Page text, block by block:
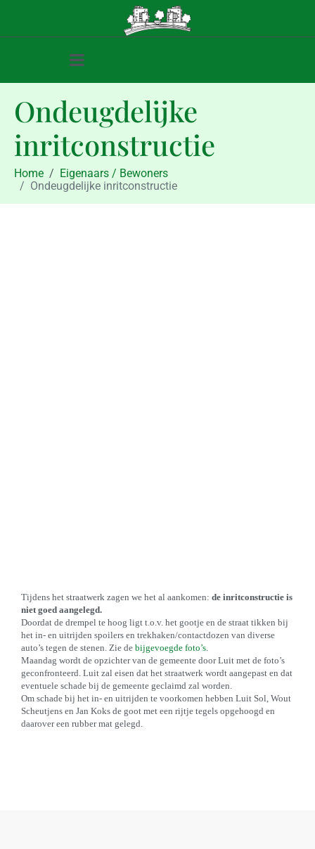
Ondeugdelijke
inritconstructie
Home
Eigenaars / Bewoners
Ondeugdelijke inritconstructie
Tijdens het straatwerk zagen we het al aankomen: de inritconstructie is
niet goed aangelegd.
Doordat de drempel te hoog ligt t.o.v. het gootje en de straat tikken bij
het in- en uitrijden spoilers en trekhaken/contactdozen van diverse
auto’s tegen de stenen. Zie de bijgevoegde foto’s
Maandag wordt de opzichter van de gemeente door Luit met de foto’s
geconfronteerd. Luit zal eisen dat het straatwerk wordt aangepast en dat
eventuele schade bij de gemeente geclaimd zal worden.
Om schade bij het in- en uitrijden te voorkomen hebben Luit Sol, Wout
Scheutjens en Jan Koks de goot met een rijtje tegels opgehoogd en
daarover een rubber mat gelegd.